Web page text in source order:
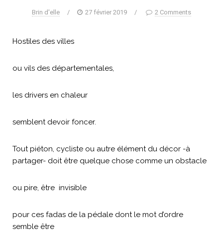
Brin d'elle / 27 février 2019 / 2 Comments
Hostiles des villes
ou vils des départementales,
les drivers en chaleur
semblent devoir foncer.
Tout piéton, cycliste ou autre élément du décor -à
partager- doit être quelque chose comme un obstacle
ou pire, être invisible
pour ces fadas de la pédale dont le mot d’ordre
semble être